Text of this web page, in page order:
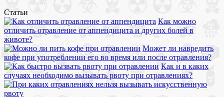
Статьи
Как можно
отличить отравление от аппендицита и других болей в
животе?
Может ли навредить
кофе при употреблении его во время или после отравления?
Как и в каких
случаях необходимо вызывать рвоту при отравлениях?